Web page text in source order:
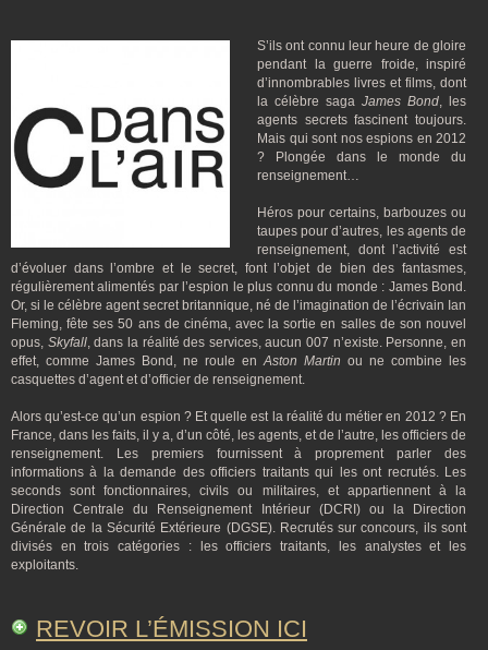
S’ils ont connu leur heure de gloire
pendant la guerre froide, inspiré
d’innombrables livres et films, dont
la célèbre saga James Bond, les
agents secrets fascinent toujours.
Mais qui sont nos espions en 2012
? Plongée dans le monde du
renseignement…
Héros pour certains, barbouzes ou
taupes pour d’autres, les agents de
renseignement, dont l’activité est
d’évoluer dans l’ombre et le secret, font l’objet de bien des fantasmes,
régulièrement alimentés par l’espion le plus connu du monde : James Bond.
Or, si le célèbre agent secret britannique, né de l’imagination de l’écrivain Ian
Fleming, fête ses 50 ans de cinéma, avec la sortie en salles de son nouvel
opus, Skyfall, dans la réalité des services, aucun 007 n’existe. Personne, en
effet, comme James Bond, ne roule enAston Martin ou ne combine les
casquettes d’agent et d’officier de renseignement.
Alors qu’est-ce qu’un espion ? Et quelle est la réalité du métier en 2012 ? En
France, dans les faits, il y a, d’un côté, les agents, et de l’autre, les officiers de
renseignement. Les premiers fournissent à proprement parler des
informations à la demande des officiers traitants qui les ont recrutés. Les
seconds sont fonctionnaires, civils ou militaires, et appartiennent à la
Direction Centrale du Renseignement Intérieur (DCRI) ou la Direction
Générale de la Sécurité Extérieure (DGSE). Recrutés sur concours, ils sont
divisés en trois catégories : les officiers traitants, les analystes et les
exploitants.
REVOIR L’ÉMISSION ICI